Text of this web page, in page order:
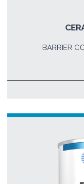
BARRIER